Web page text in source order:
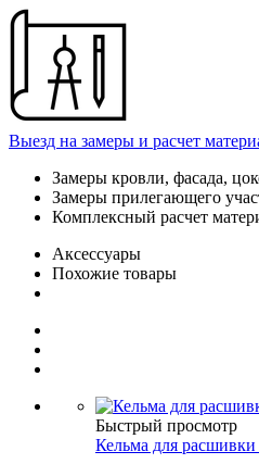
Выезд на замеры и расчет
Замеры кровли, фасада,
Замеры прилегающего
Комплексный расчет
Аксессуары
Похожие товары
Быстрый просмотр
Кельма для